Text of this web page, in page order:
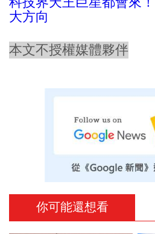
大方向
本文不授權媒體夥伴
你可能還想看